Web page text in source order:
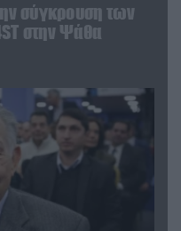
σύγκρουση των
στην Ψάθα